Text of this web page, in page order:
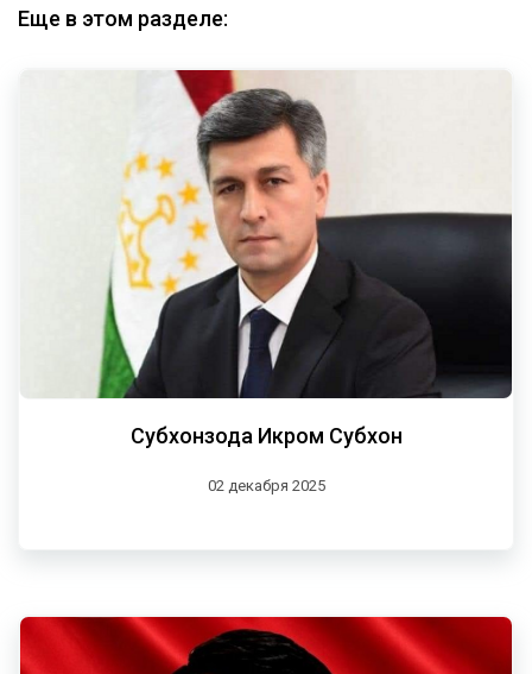
Еще в этом разделе:
Субхонзода Икром Субхон
02 декабря 2025